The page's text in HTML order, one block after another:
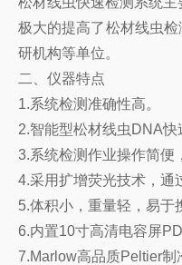
极大的提高了松材线虫
研机构等单位。
二、仪器特点
1.系统检测准确性高。
2.智能型松材线虫DNA
3.系统检测作业操作简便
4.采用扩增荧光技术，通
5.体积小，重量轻，易于
6.内置10寸高清电容屏
7.Marlow高品质Peltier